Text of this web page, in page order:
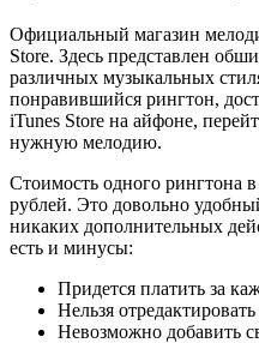
Официальный магазин
Store. Здесь представлен
различных музыкальных
понравившийся рингтон,
iTunes Store на айфоне,
нужную мелодию.
Стоимость одного рингтона в
рублей. Это довольно
никаких дополнительных
есть и минусы:
Придется платить за
Нельзя
Невозможно добавить